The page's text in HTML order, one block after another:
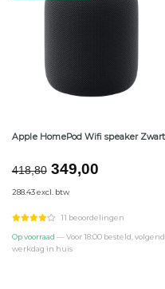
Apple HomePod Wifi speaker Zwart
418,80 Oorspronkelijke
was:
€418,80.
349,00Huidige
€349,00.
288.43 excl. btw
11 beoordelingen
Op voorraad — Voor 18:00 besteld,
werkdag in huis